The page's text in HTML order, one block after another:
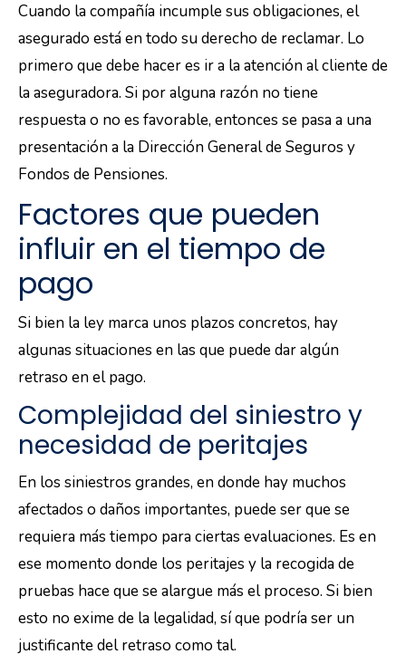
Cuando la compañía incumple sus obligaciones, el
asegurado está en todo su derecho de reclamar. Lo
primero que debe hacer es ir a la atención al cliente de
la aseguradora. Si por alguna razón no tiene
respuesta o no es favorable, entonces se pasa a una
presentación a la Dirección General de Seguros y
Fondos de Pensiones.
Factores que pueden
influir en el tiempo de
pago
Si bien la ley marca unos plazos concretos, hay
algunas situaciones en las que puede dar algún
retraso en el pago.
Complejidad del siniestro y
necesidad de peritajes
En los siniestros grandes, en donde hay muchos
afectados o daños importantes, puede ser que se
requiera más tiempo para ciertas evaluaciones. Es en
ese momento donde los peritajes y la recogida de
pruebas hace que se alargue más el proceso. Si bien
esto no exime de la legalidad, sí que podría ser un
justificante del retraso como tal.